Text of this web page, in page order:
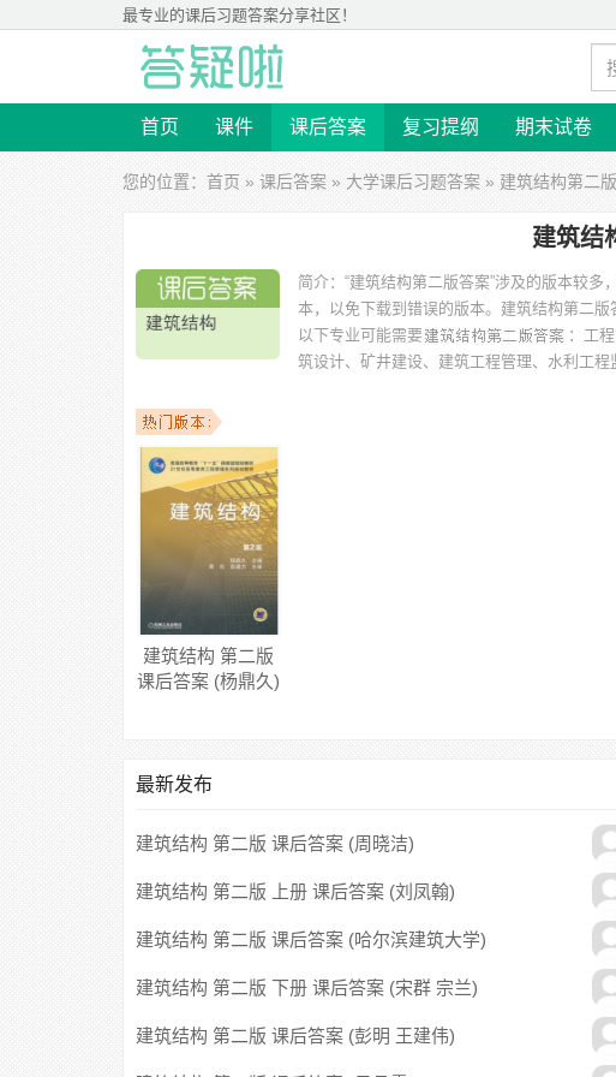
最专业的课后习题答案分享社区！
首页 课件 课后答案 复习提纲 期末试卷
您的位置： 首页 » 课后答案 » 大学课后习题答案 » 建筑结构第二
建筑结
简介： “建筑结构第二版答案”涉及的版本较
本，以免下载到错误的版本。 建筑结构第二版
以下专业可能需要
：工
筑设计、矿井建设、建筑工程管理、水利工程
：贵州大学、扬州大学
里达国际学院、广州大学、青岛理工大学（临沂）、广东工程职业技
建筑结构 第二版
课后答案 (杨鼎久)
最新发布
建筑结构 第二版 课后答案 (周晓洁)
建筑结构 第二版 上册 课后答案 (刘凤翰)
建筑结构 第二版 课后答案 (哈尔滨建筑大学)
建筑结构 第二版 下册 课后答案 (宋群 宗兰)
建筑结构 第二版 课后答案 (彭明 王建伟)